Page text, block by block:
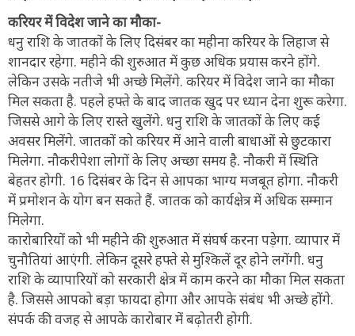
करियर में विदेश जाने का मौका-
धनु राशि के जातकों के लिए दिसंबर का महीना करियर के लिहाज से
शानदार रहेगा. महीने की शुरुआत में कुछ अधिक प्रयास करने होंगे.
लेकिन उसके नतीजे भी अच्छे मिलेंगे. करियर में विदेश जाने का मौका
मिल सकता है. पहले हफ्ते के बाद जातक खुद पर ध्यान देना शुरू करेगा.
जिससे आगे के लिए रास्ते खुलेंगे. धनु राशि के जातकों के लिए कई
अवसर मिलेंगे. जातकों को करियर में आने वाली बाधाओं से छुटकारा
मिलेगा. नौकरीपेशा लोगों के लिए अच्छा समय है. नौकरी में स्थिति
बेहतर होगी. 16 दिसंबर के दिन से आपका भाग्य मजबूत होगा. नौकरी
में प्रमोशन के योग बन सकते हैं. जातक को कार्यक्षेत्र में अधिक सम्मान
मिलेगा.
कारोबारियों को भी महीने की शुरुआत में संघर्ष करना पड़ेगा. व्यापार में
चुनौतियां आएंगी. लेकिन दूसरे हफ्ते से मुश्किलें दूर होने लगेंगी. धनु
राशि के व्यापारियों को सरकारी क्षेत्र में काम करने का मौका मिल सकता
है. जिससे आपको बड़ा फायदा होगा और आपके संबंध भी अच्छे होंगे.
संपर्क की वजह से आपके कारोबार में बढ़ोतरी होगी.